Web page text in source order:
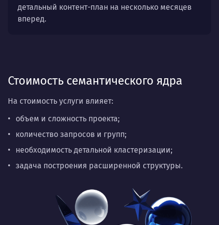
детальный контент-план на несколько месяцев
вперед.
Стоимость семантического ядра
На стоимость услуги влияет:
объем и сложность проекта;
количество запросов и групп;
необходимость детальной кластеризации;
задача построения расширенной структуры.